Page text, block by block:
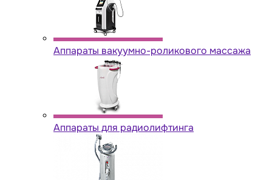
Аппараты вакуумно-роликового массажа
Аппараты для радиолифтинга